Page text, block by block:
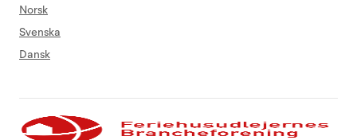
Norsk
Svenska
Dansk